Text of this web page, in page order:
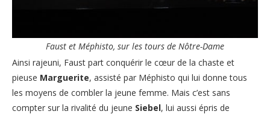
Faust et Méphisto, sur les tours de Nôtre-Dame
Ainsi rajeuni, Faust part conquérir le cœur de la chaste et
pieuse Marguerite, assisté par Méphisto qui lui donne tous
les moyens de combler la jeune femme. Mais c’est sans
compter sur la rivalité du jeune Siebel, lui aussi épris de